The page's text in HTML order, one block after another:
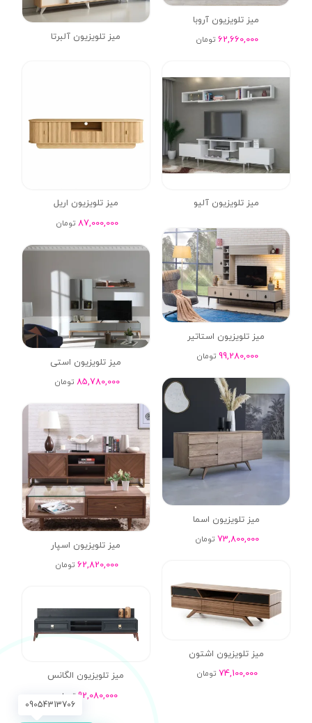
09054313706
میز تلویزیون آروبا
62,660,000 تومان میز تلویزیون آلبرتا
میز تلویزیون آلیو
میز تلویزیون اریل
87,000,000 تومان
میز تلویزیون استاتیر
99,280,000 تومان
میز تلویزیون استی
85,780,000 تومان
میز تلویزیون اسما
73,800,000 تومان
میز تلویزیون اسپار
62,820,000 تومان
میز تلویزیون اشتون
74,100,000 تومان
میز تلویزیون الگانس
92,080,000 تومان